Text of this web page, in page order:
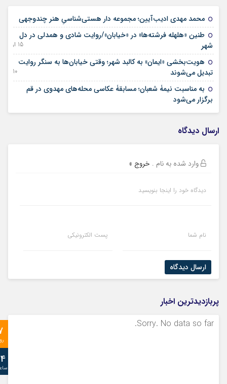
محمد مهدی ادیب‌آیین؛ مجموعه دار هستی‌شناسیِ هنر چندوجهی
طنین «هلهله فرشته‌ها» در «خیابان»/روایت شادی و همدلی در دل
شهر
15 اردیبهشت 1405
هویت‌بخشی «ایمان» به کالبد شهر؛ وقتی خیابان‌ها به سنگر روایت
تبدیل می‌شوند
10 فروردین 1405
‌به مناسبت نیمۀ شعبان؛ مسابقۀ عکاسی محله‌های مهدوی در قم
برگزار می‌شود
ارسال دیدگاه
وارد شده به نام . خروج »
دیدگاه خود را اینجا بنویسید
نام شما پست الکترونیکی
ارسال دیدگاه
پربازدیدترین اخبار
Sorry. No data so far.